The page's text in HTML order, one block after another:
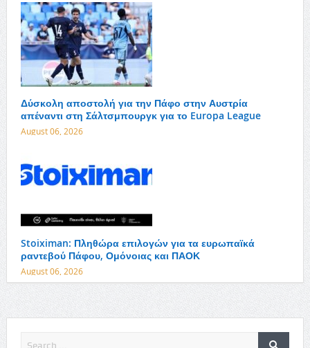
Δύσκολη αποστολή για την Πάφο στην Αυστρία
απέναντι στη Σάλτσμπουργκ για το Europa League
August 06, 2026
Stoiximan: Πληθώρα επιλογών για τα ευρωπαϊκά
ραντεβού Πάφου, Ομόνοιας και ΠΑΟΚ
August 06, 2026